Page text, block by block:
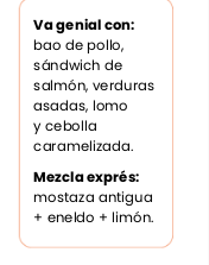
Vagenialcon:
bao depollo,
sándwich de
salmón, verduras
asadas, lomo
ycebolla
caramelizada.
Mezclaexprés:
mostaza antigua
+ eneldo + limón.